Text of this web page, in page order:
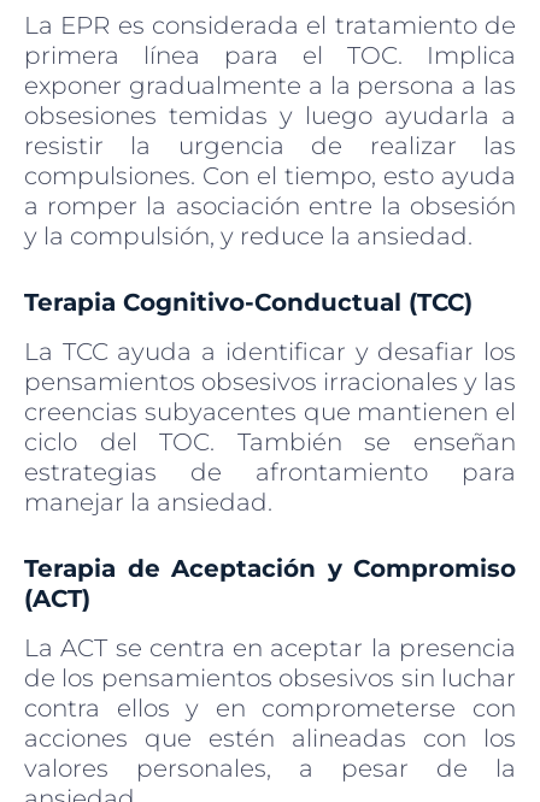
La EPR es considerada el tratamiento de
primera línea para el TOC. Implica
exponer gradualmente a la persona a las
obsesiones temidas y luego ayudarla a
resistir la urgencia de realizar las
compulsiones. Con el tiempo, esto ayuda
a romper la asociación entre la obsesión
y la compulsión, y reduce la ansiedad.
Terapia Cognitivo-Conductual (TCC)
La TCC ayuda a identificar y desafiar los
pensamientos obsesivos irracionales y las
creencias subyacentes que mantienen el
ciclo del TOC. También se enseñan
estrategias de afrontamiento para
manejar la ansiedad.
Terapia de Aceptación y Compromiso
(ACT)
La ACT se centra en aceptar la presencia
de los pensamientos obsesivos sin luchar
contra ellos y en comprometerse con
acciones que estén alineadas con los
valores personales, a pesar de la